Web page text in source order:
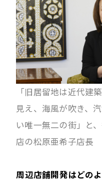
「旧居留地は近代建
見え、海風が吹き、
い唯一無二の街」と
店の松原亜希子店長
――周辺店舗開発はど